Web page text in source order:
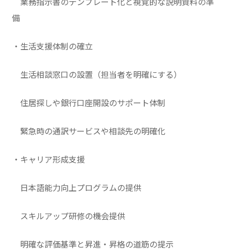
業務指示書のテンプレート化と視覚的な説明資料の準
備
・生活支援体制の確立
生活相談窓口の設置（担当者を明確にする）
住居探しや銀行口座開設のサポート体制
緊急時の通訳サービスや相談先の明確化
・キャリア形成支援
日本語能力向上プログラムの提供
スキルアップ研修の機会提供
明確な評価基準と昇進・昇格の道筋の提示